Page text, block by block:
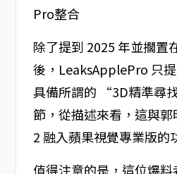
除了提到 2025 年並擱
後，LeaksApplePro 只
具備所謂的 “3D精準尋
節，從描述來看，這與
2 融入蘋果視覺專業版的
值得注意的是，這位爆